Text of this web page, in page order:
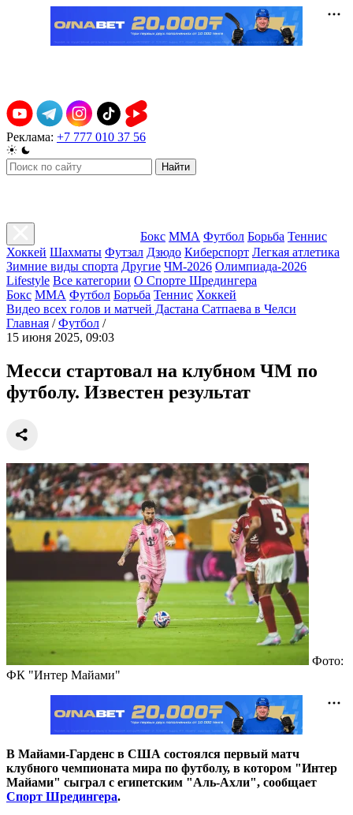
Реклама: +7 777 010 37 56
Найти
Бокс ММА Футбол Борьба Теннис
Хоккей Шахматы Футзал Дзюдо Киберспорт Легкая атлетика
Зимние виды спорта Другие ЧМ-2026 Олимпиада-2026
Lifestyle Все категории О Спорте Шредингера
Бокс ММА Футбол Борьба Теннис Хоккей
Видео всех голов и матчей Дастана Сатпаева в Челси
Главная / Футбол /
15 июня 2025, 09:03
Месси стартовал на клубном ЧМ по
футболу. Известен результат
Фото:
ФК "Интер Майами"
В Майами-Гарденс в США состоялся первый матч
клубного чемпионата мира по футболу, в котором "Интер
Майами" сыграл с египетским "Аль-Ахли", сообщает
Спорт Шредингера.